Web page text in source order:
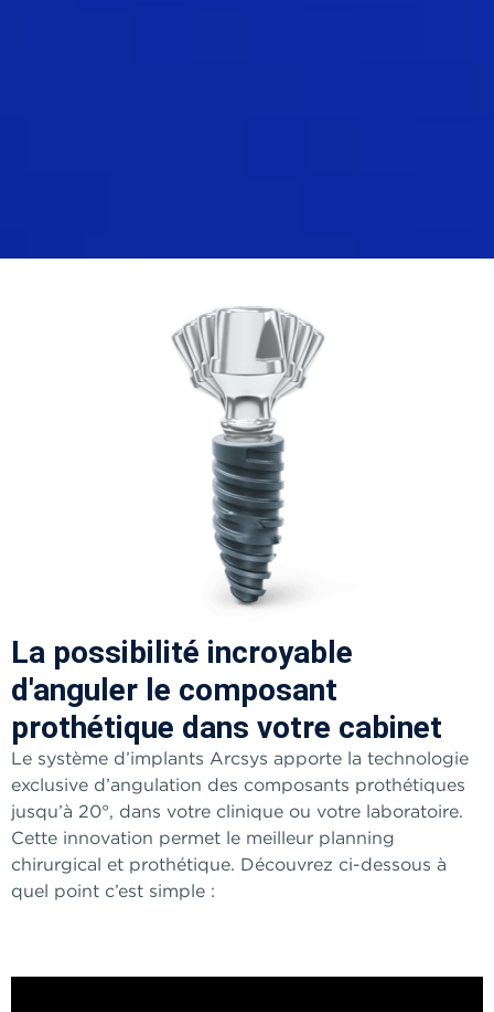
La possibilité incroyable
d'anguler le composant
prothétique dans votre cabinet
Le système d’implants Arcsys apporte la technologie
exclusive d’angulation des composants prothétiques
jusqu’à 20°, dans votre clinique ou votre laboratoire.
Cette innovation permet le meilleur planning
chirurgical et prothétique. Découvrez ci-dessous à
quel point c’est simple :